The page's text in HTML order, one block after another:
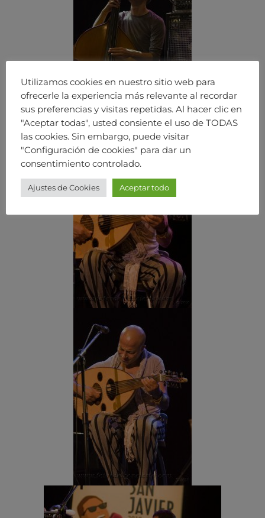
Utilizamos cookies en nuestro sitio web para
ofrecerle la experiencia más relevante al recordar
sus preferencias y visitas repetidas. Al hacer clic en
"Aceptar todas", usted consiente el uso de TODAS
las cookies. Sin embargo, puede visitar
"Configuración de cookies" para dar un
consentimiento controlado.
Ajustes de Cookies Aceptar todo